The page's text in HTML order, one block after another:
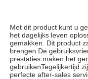
Met dit product kunt u
het dagelijks leven
gemakken. Dit product
brengen.De
prestaties maken het
gebruikenTegelijkertijd
perfecte after-sales